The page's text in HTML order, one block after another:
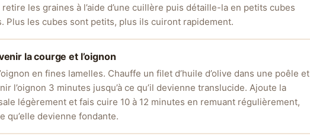
les graines à l’aide d’une cuillère puis détaille-la en petits cubes
Plus les cubes sont petits, plus ils cuiront rapidement.
la courge et l’oignon
en fines lamelles. Chauffe un filet d’huile d’olive dans une poêle et
l’oignon 3 minutes jusqu’à ce qu’il devienne translucide. Ajoute la
légèrement et fais cuire 10 à 12 minutes en remuant régulièrement,
qu’elle devienne fondante.